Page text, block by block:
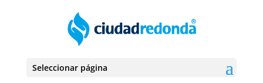
Seleccionar página